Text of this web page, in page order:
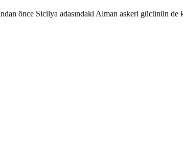
önce Sicilya adasındaki Alman askeri gücünün de